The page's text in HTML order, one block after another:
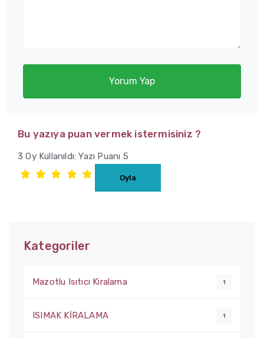
Yorum Yap
Bu yazıya puan vermek istermisiniz ?
3 Oy Kullanıldı: Yazı Puanı 5
Kategoriler
Mazotlu Isıtıcı Kiralama 1
ISIMAK KİRALAMA 1